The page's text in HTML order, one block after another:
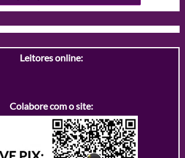
Leitores online:
Colabore com o site: